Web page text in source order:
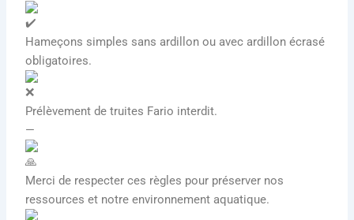
Hameçons simples sans ardillon ou avec ardillon écrasé
obligatoires.
Prélèvement de truites Fario interdit.
—
Merci de respecter ces règles pour préserver nos
ressources et notre environnement aquatique.